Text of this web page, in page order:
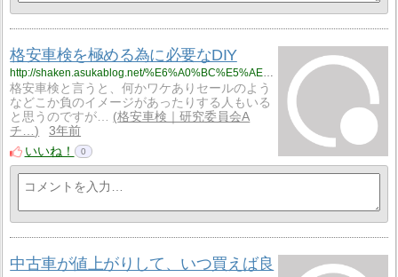
格安車検を極める為に必要なDIY
http://shaken.asukablog.net/%E6%A0%BC%E5%AE%89%E8%BB%8A%E6%A4%9C%E3%81%A8diy/%E6%A0%BC%E5%AE%89%E8%BB%8A%E6%A4%9C%E3%82%92%E6%A5%B5%E3%82%81%E3%82%8B%E7%82%BA%E3%81%AB%E5%BF%85%E8%A6%81%E3%81%AAdiy
格安車検と言うと、何かワケありセールのよう
などこか負のイメージがあったりする人もいる
と思うのですが…
格安車検｜研究委員会A
チ…
3年前
いいね！
0
中古車が値上がりして、いつ買えば良